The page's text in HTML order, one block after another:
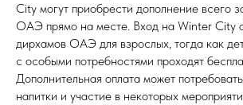
City могут приобрести дополнение всего
ОАЭ прямо на месте. Вход на Winter City
дирхамов ОАЭ для взрослых, тогда как
с особыми потребностями проходят
Дополнительная оплата может
напитки и участие в некоторых